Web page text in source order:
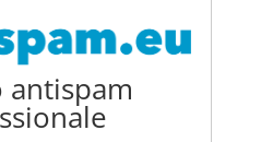
antispam